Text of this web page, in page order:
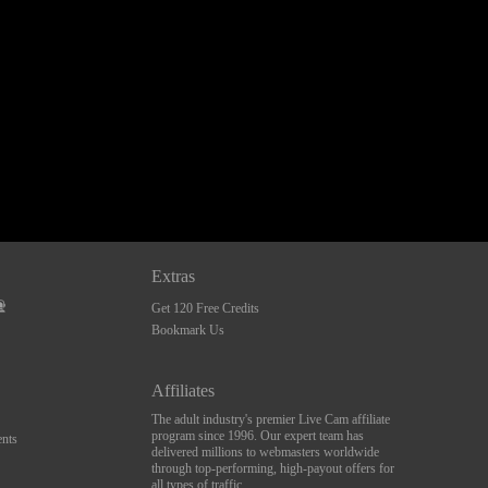
Extras
Get 120 Free Credits
Bookmark Us
Affiliates
The adult industry's premier Live Cam affiliate
program since 1996. Our expert team has
delivered millions to webmasters worldwide
through top-performing, high-payout offers for
all types of traffic.